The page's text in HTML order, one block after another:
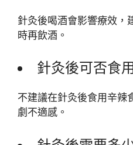
針灸後喝酒會影響療效，
時再飲酒。
針灸後可否食
不建議在針灸後食用辛辣
劇不適感。